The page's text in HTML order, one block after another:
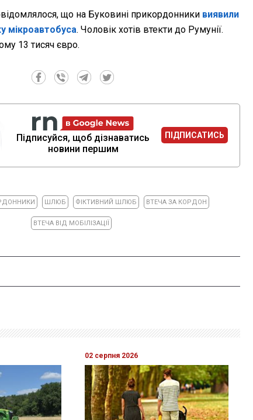
що на Буковині прикордонники виявили
мікроавтобуса. Чоловік хотів втекти до Румунії.
13 тисяч євро.
Підписуйся, щоб дізнаватись
новини першим
ПІДПИСАТИСЬ
ШЛЮБ ФІКТИВНИЙ ШЛЮБ ВТЕЧА ЗА КОРДОН
ВТЕЧА ВІД МОБІЛІЗАЦІЇ
02 серпня 2026